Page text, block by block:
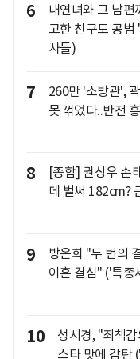
6
내연녀와 그 남
고한 친구도 공범
사들)
7
260만 '소방관',
못 꺾었다..반전
8
[종합] 권상우 손
데 벌써 182cm?
9
방은희 "두 번의
이혼 결심" ('특종
10
성시경, "죄책
스타 맛에 감탄